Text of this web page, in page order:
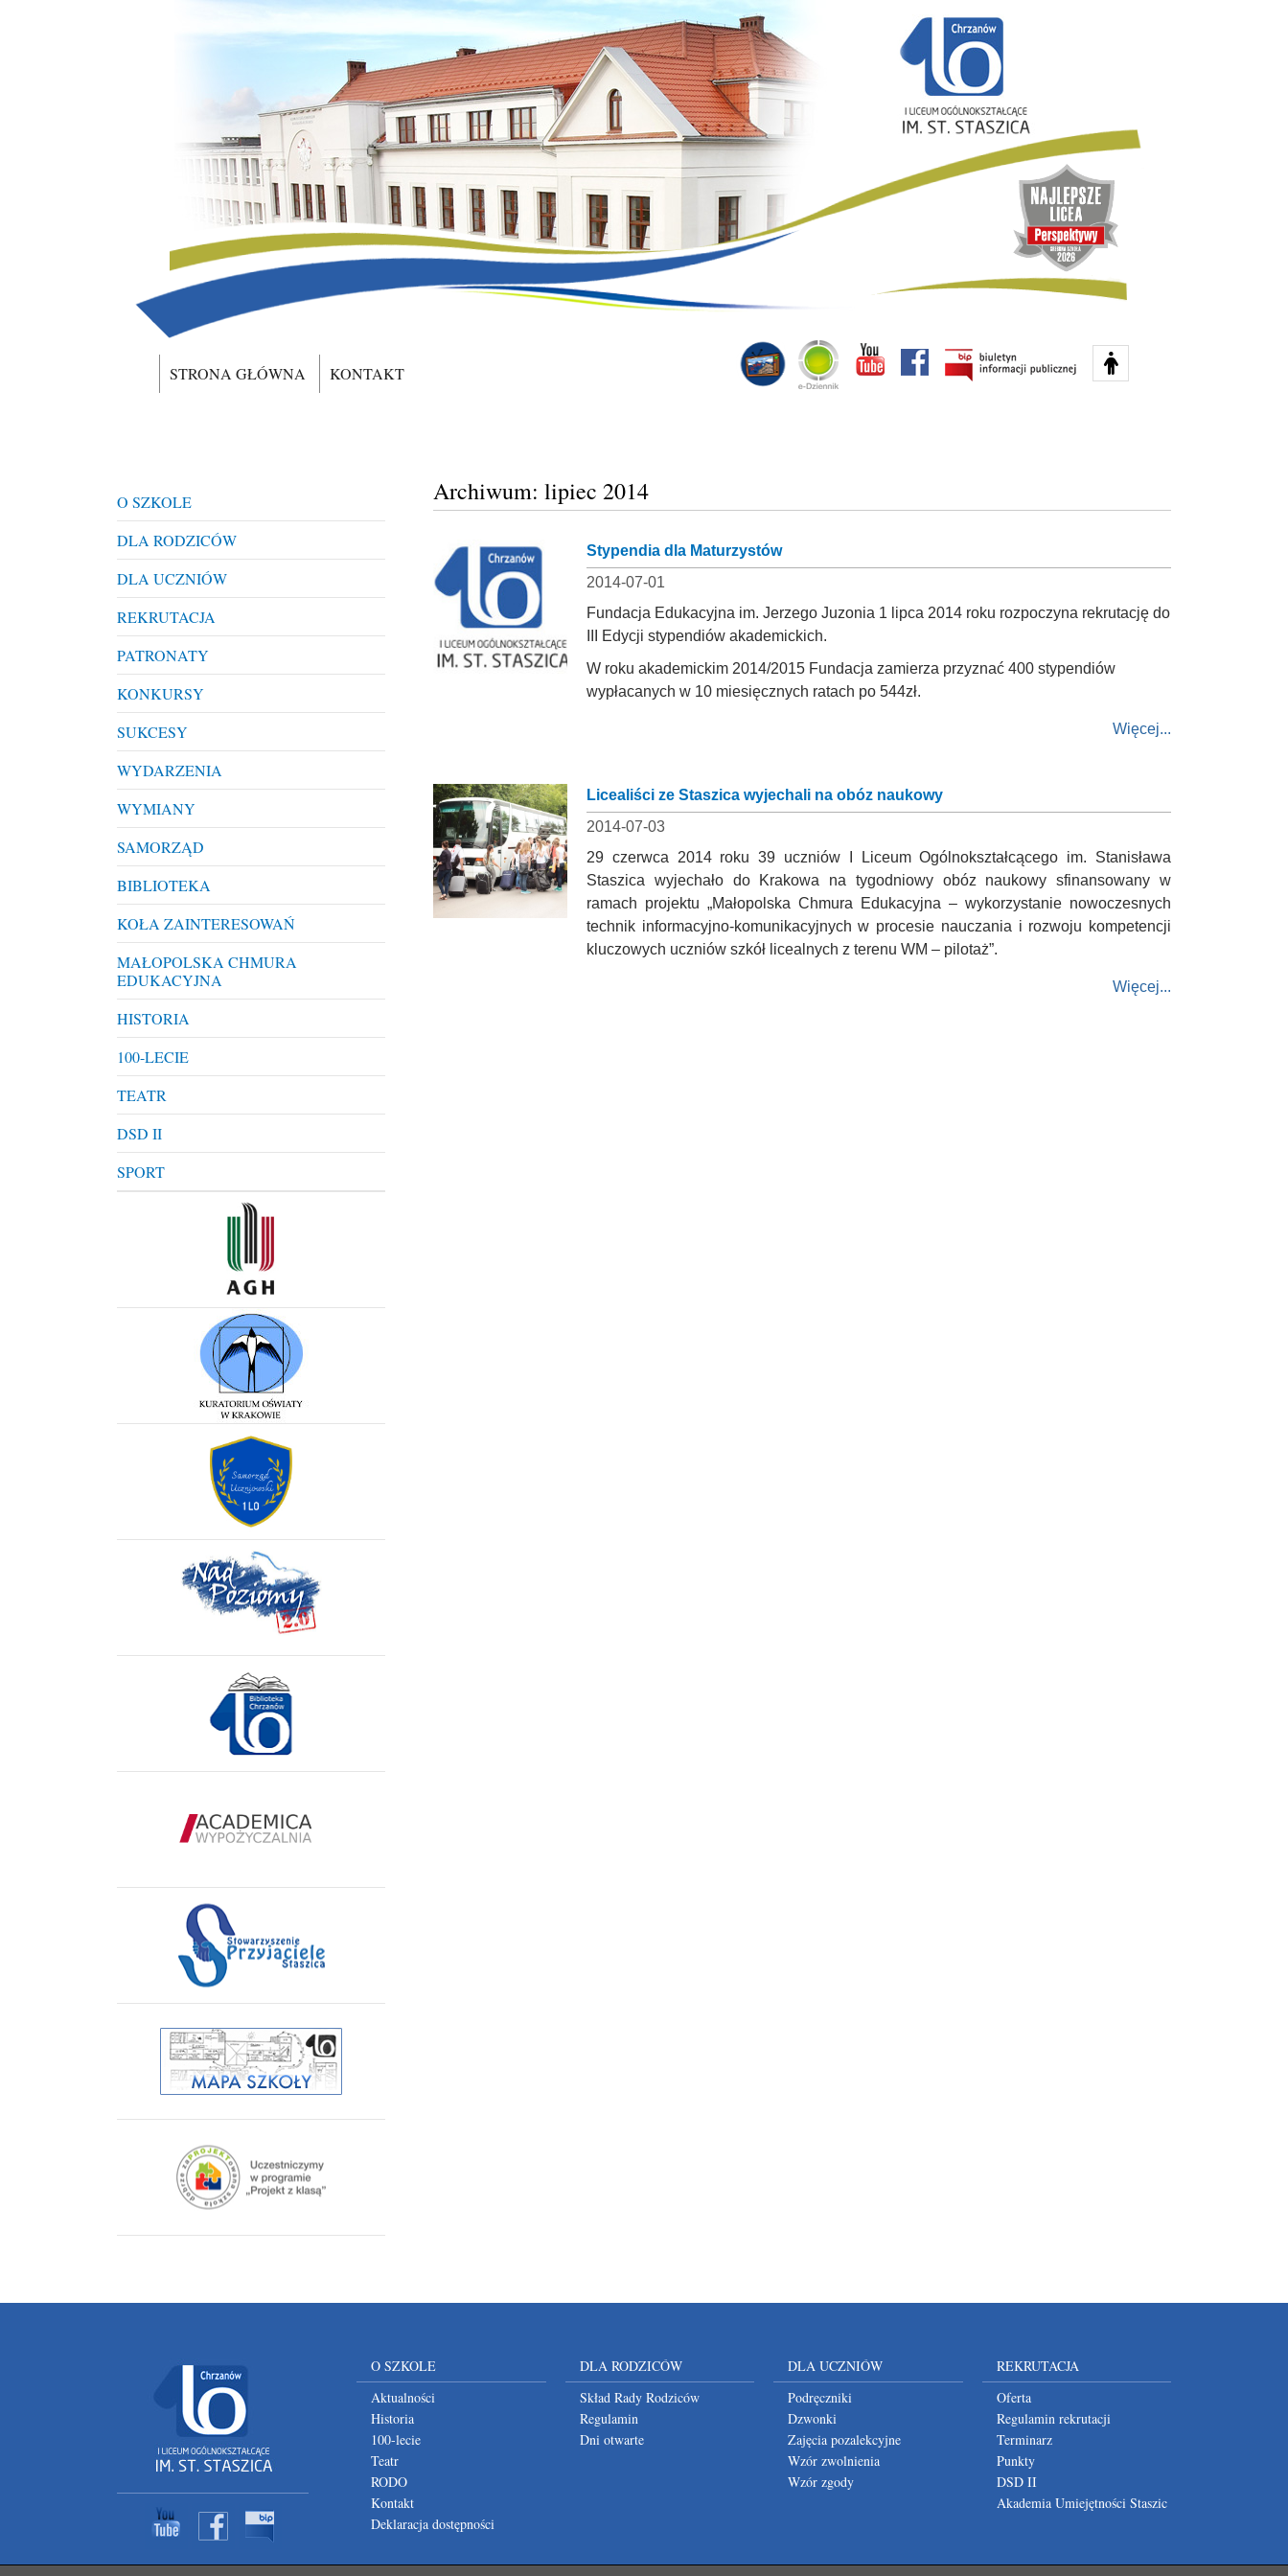
STRONA GŁÓWNA KONTAKT
Archiwum: lipiec 2014
Stypendia dla Maturzystów
2014-07-01
Fundacja Edukacyjna im. Jerzego Juzonia 1 lipca 2014 roku rozpoczyna rekrutację do
III Edycji stypendiów akademickich.
W roku akademickim 2014/2015 Fundacja zamierza przyznać 400 stypendiów
wypłacanych w 10 miesięcznych ratach po 544zł.
Więcej...
Licealiści ze Staszica wyjechali na obóz naukowy
2014-07-03
29 czerwca 2014 roku 39 uczniów I Liceum Ogólnokształcącego im. Stanisława
Staszica wyjechało do Krakowa na tygodniowy obóz naukowy sfinansowany w
ramach projektu „Małopolska Chmura Edukacyjna – wykorzystanie nowoczesnych
technik informacyjno-komunikacyjnych w procesie nauczania i rozwoju kompetencji
kluczowych uczniów szkół licealnych z terenu WM – pilotaż”.
Więcej...
O SZKOLE
DLA RODZICÓW
DLA UCZNIÓW
REKRUTACJA
PATRONATY
KONKURSY
SUKCESY
WYDARZENIA
WYMIANY
SAMORZĄD
BIBLIOTEKA
KOŁA ZAINTERESOWAŃ
MAŁOPOLSKA CHMURA
EDUKACYJNA
HISTORIA
100-LECIE
TEATR
DSD II
SPORT
O SZKOLE
Aktualności
Historia
100-lecie
Teatr
RODO
Kontakt
Deklaracja dostępności
DLA RODZICÓW
Skład Rady Rodziców
Regulamin
Dni otwarte
DLA UCZNIÓW
Podręczniki
Dzwonki
Zajęcia pozalekcyjne
Wzór zwolnienia
Wzór zgody
REKRUTACJA
Oferta
Regulamin rekrutacji
Terminarz
Punkty
DSD II
Akademia Umiejętności Staszic